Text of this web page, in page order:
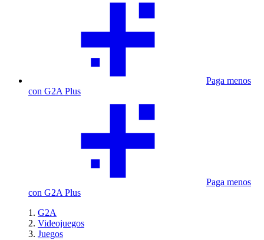
Paga menos
con G2A Plus
Paga menos
con G2A Plus
G2A
Videojuegos
Juegos